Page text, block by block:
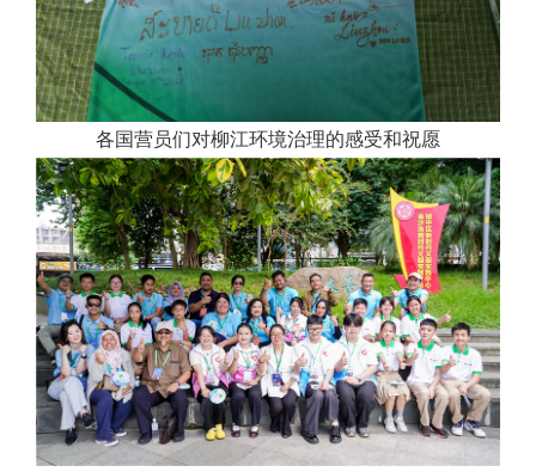
各国营员们对柳江环境治理的感受和祝愿